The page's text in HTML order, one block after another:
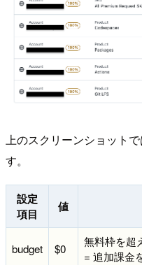
上のスクリーンショット
す。
設定
項目
値
budget $0
無料枠を超
= 追加課金